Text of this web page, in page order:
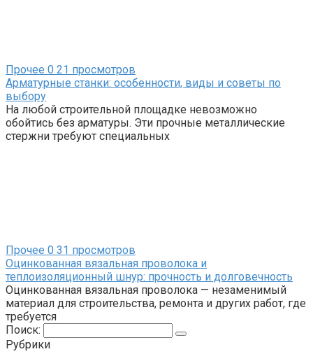
Прочее 0 21 просмотров
Арматурные станки: особенности, виды и советы по
выбору
На любой строительной площадке невозможно
обойтись без арматуры. Эти прочные металлические
стержни требуют специальных
Прочее 0 31 просмотров
Оцинкованная вязальная проволока и
теплоизоляционный шнур: прочность и долговечность
Оцинкованная вязальная проволока — незаменимый
материал для строительства, ремонта и других работ, где
требуется
Поиск:
Рубрики